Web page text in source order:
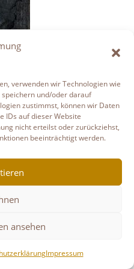
verwenden wir Technologien wie
und/oder darauf
zustimmst, können wir Daten
IDs auf dieser Website
nicht erteilst oder zurückziehst,
beeinträchtigt werden.
ansehen
Impressum
Haftungsausschluss
Bilderhaus